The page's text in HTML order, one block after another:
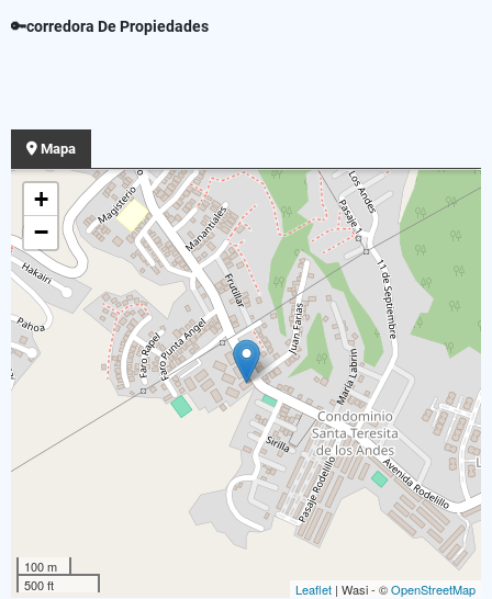
🔑corredora De Propiedades
Mapa
+
−
100 m
500 ft
Leaflet | Wasi - ©OpenStreetMap